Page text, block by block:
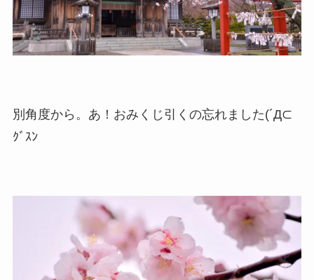
別角度から。あ！おみくじ引くの忘れました(´Д⊂
ｸﾞｽﾝ